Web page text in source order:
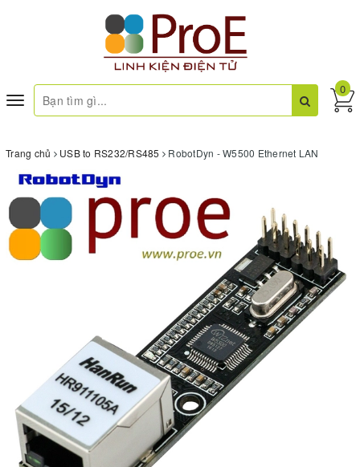
Toggle
navigation
0
Trang chủ USB to RS232/RS485 RobotDyn - W5500 Ethernet LAN